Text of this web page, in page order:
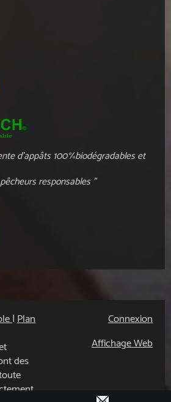
d'appâts 100%biodégradables et
responsables "
|Plan
des
Connexion
Affichage Web